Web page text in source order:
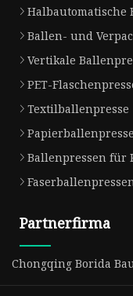
Halbautomatische
Ballen- und
Vertikale
PET-
Textilballenpresse
Ballenpressen für
Partnerfirma
Chongqing Borida